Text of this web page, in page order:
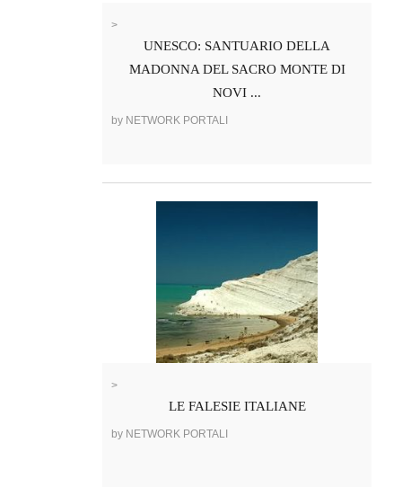
>
UNESCO: SANTUARIO DELLA
MADONNA DEL SACRO MONTE DI
NOVI ...
by NETWORK PORTALI
>
LE FALESIE ITALIANE
by NETWORK PORTALI